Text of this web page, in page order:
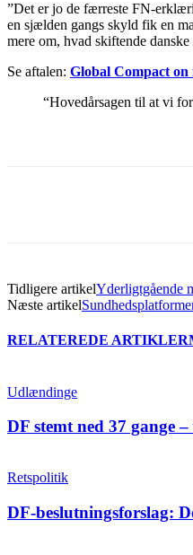
”Det er jo de færreste FN-
en sjælden gangs skyld fik en
mere om, hvad skiftende
Se aftalen: Global Compact on
“Hovedårsagen til at vi
Tidligere artikelYderligtgående
Næste artikel
RELATEREDE ARTIKLER
Udlændinge
DF stemt ned 37 gange
Retspolitik
DF-beslutningsforslag: